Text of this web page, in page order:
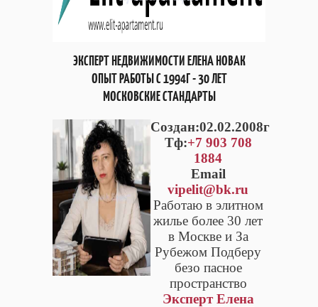
ЭКСПЕРТ НЕДВИЖИМОСТИ ЕЛЕНА НОВАК
ОПЫТ РАБОТЫ С 1994Г - 30 ЛЕТ
МОСКОВСКИЕ СТАНДАРТЫ
Cоздан:02.02.2008г
Тф:+7 903 708
1884
Email
vipelit@bk.ru
Работаю в элитном
жилье более 30 лет
в Москве и За
Рубежом Подберу
безо пасное
пространство
Эксперт Елена